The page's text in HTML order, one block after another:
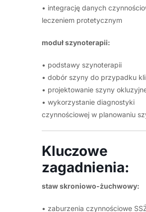
• integrację danych
leczeniem protetycznym
moduł szynoterapii:
• podstawy szynoterapii
• dobór szyny do przypadku
• projektowanie szyny
• wykorzystanie diagnostyki
czynnościowej w planowaniu
Kluczowe
zagadnienia:
staw skroniowo-żuchwowy:
• zaburzenia czynnościowe